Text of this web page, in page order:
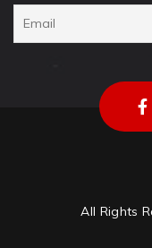
All Rights